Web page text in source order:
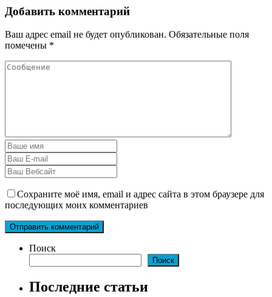
Добавить комментарий
Ваш адрес email не будет опубликован. Обязательные поля
помечены *
Сохраните моё имя, email и адрес сайта в этом браузере для
последующих моих комментариев
Поиск
Поиск
Последние статьи